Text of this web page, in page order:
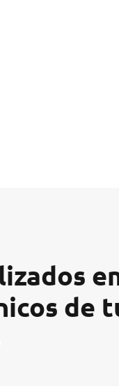
de